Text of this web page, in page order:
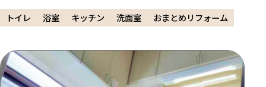
トイレ 浴室 キッチン 洗面室 おまとめリフォーム